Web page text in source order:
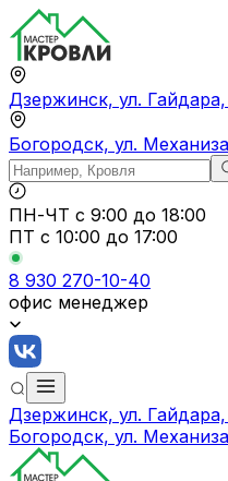
Дзержинск, ул.
Богородск, ул.
ПН-ЧТ с 9:00 до 18:00
ПТ с 10:00 до 17:00
8 930 270-10-40
офис менеджер
Дзержинск, ул.
Богородск, ул.